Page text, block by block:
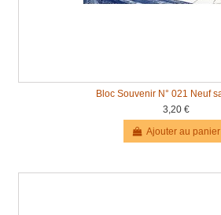
Bloc Souvenir N° 021 Neuf
3,20 €
Ajouter au panier